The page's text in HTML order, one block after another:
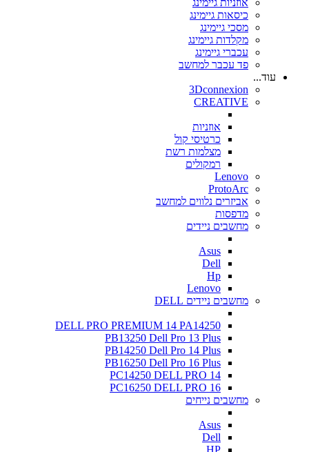
אוזניות גיימינג
כיסאות גיימינג
מסכי גיימינג
מקלדות גיימינג
עכברי גיימינג
פד עכבר למחשב
עוד...
3Dconnexion
CREATIVE
אוזניות
כרטיסי קול
מצלמות רשת
רמקולים
Lenovo
ProtoArc
אביזרים נלווים למחשב
מדפסות
מחשבים ניידים
Asus
Dell
Hp
Lenovo
מחשבים ניידים DELL
DELL PRO PREMIUM 14 PA14250
PB13250 Dell Pro 13 Plus
PB14250 Dell Pro 14 Plus
PB16250 Dell Pro 16 Plus
PC14250 DELL PRO 14
PC16250 DELL PRO 16
מחשבים נייחים
Asus
Dell
HP